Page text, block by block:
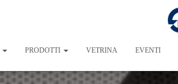
PRODOTTI VETRINA EVENTI